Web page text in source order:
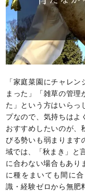
「家庭菜園にチャレ
まった」「雑草の管理
た」という方はいらっ
プなので、気持ちはよ
おすすめしたいのが、
びる勢いも弱まります
域では、「秋まき」と
に合わない場合もあり
に種をまいても間に
識・経験ゼロから無肥